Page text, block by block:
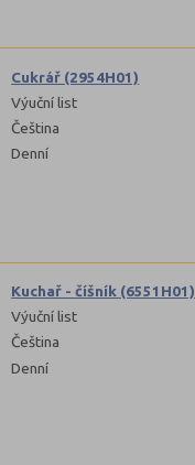
Cukrář (2954H01)
Výuční list
Čeština
Denní
Kuchař - číšník (6551H01)
Výuční list
Čeština
Denní